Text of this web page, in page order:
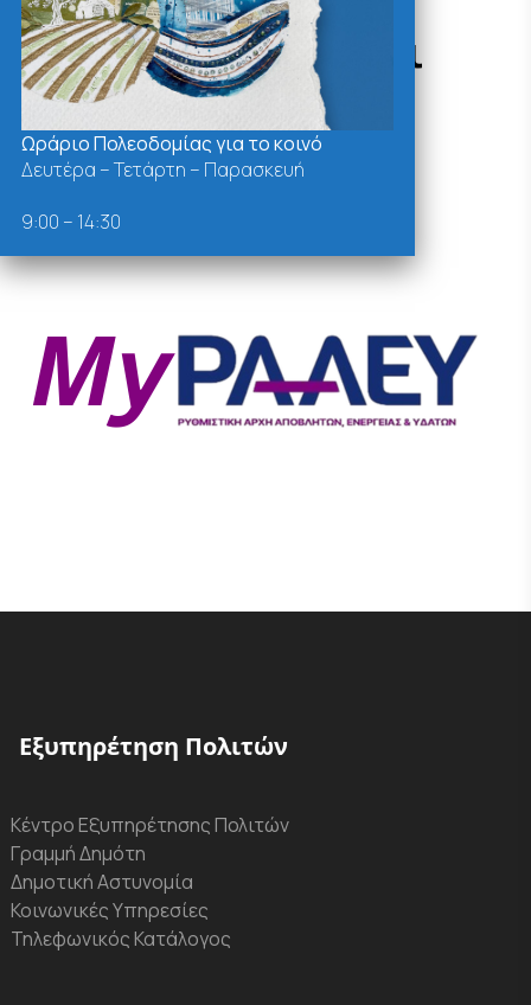
Δράσεις - Χρήσιμοι
Σύνδεσμοι
Εξυπηρέτηση Πολιτών
Κέντρο Εξυπηρέτησης Πολιτών
Γραμμή Δημότη
Δημοτική Αστυνομία
Κοινωνικές Υπηρεσίες
Τηλεφωνικός Κατάλογος
Ωράριο Πολεοδομίας για το κοινό
Δευτέρα – Τετάρτη – Παρασκευή
9:00 – 14:30